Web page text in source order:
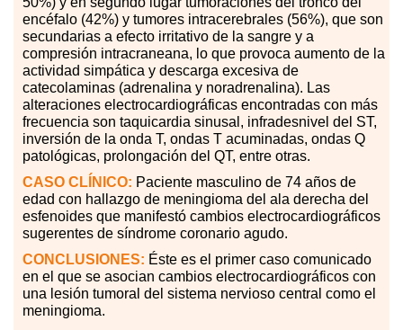
encéfalo (42%) y tumores intracerebrales (56%), que son
secundarias a efecto irritativo de la sangre y a
compresión intracraneana, lo que provoca aumento de la
actividad simpática y descarga excesiva de
catecolaminas (adrenalina y noradrenalina). Las
alteraciones electrocardiográficas encontradas con más
frecuencia son taquicardia sinusal, infradesnivel del ST,
inversión de la onda T, ondas T acuminadas, ondas Q
patológicas, prolongación del QT, entre otras.
CASO CLÍNICO: Paciente masculino de 74 años de
edad con hallazgo de meningioma del ala derecha del
esfenoides que manifestó cambios electrocardiográficos
sugerentes de síndrome coronario agudo.
CONCLUSIONES: Éste es el primer caso comunicado
en el que se asocian cambios electrocardiográficos con
una lesión tumoral del sistema nervioso central como el
meningioma.